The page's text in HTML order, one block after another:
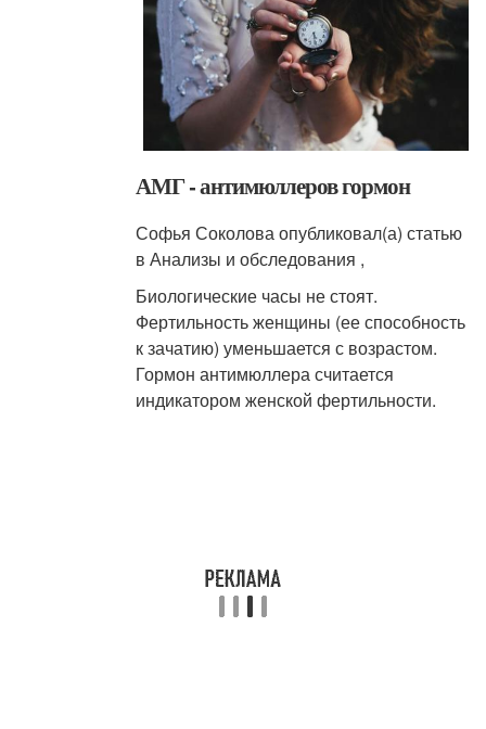
АМГ - антимюллеров гормон
Софья Соколова опубликовал(а) статью
в Анализы и обследования ,
Биологические часы не стоят.
Фертильность женщины (ее способность
к зачатию) уменьшается с возрастом.
Гормон антимюллера считается
индикатором женской фертильности.